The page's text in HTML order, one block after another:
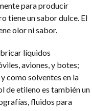
para producir
tiene un sabor dulce. El
olor ni sabor.
líquidos
aviones, y botes;
como solventes en la
de etileno es también un
fluidos para